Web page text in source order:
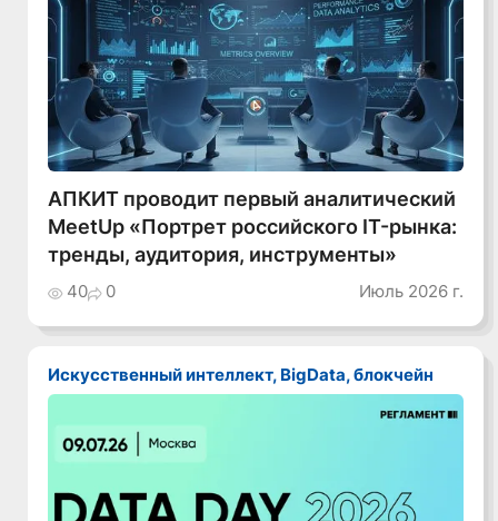
АПКИТ проводит первый аналитический
MeetUp «Портрет российского IT-рынка:
тренды, аудитория, инструменты»
40 0 Июль 2026 г.
Искусственный интеллект, BigData, блокчейн